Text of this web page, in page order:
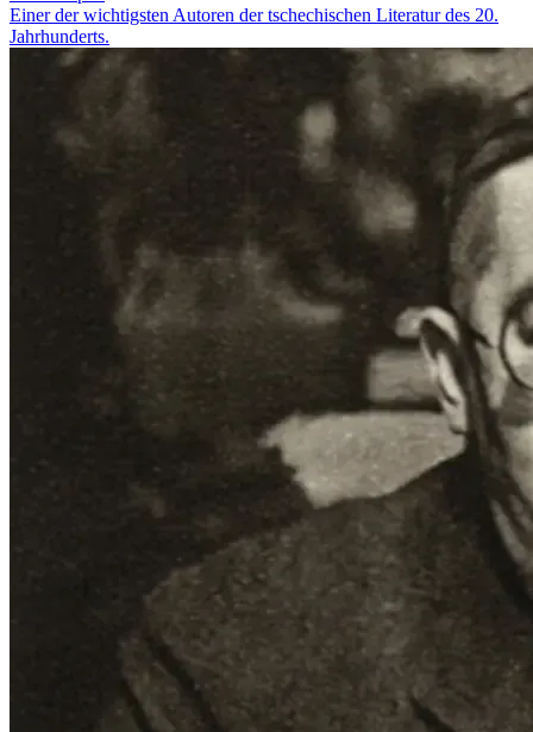
Einer der wichtigsten Autoren der tschechischen Literatur des 20.
Jahrhunderts.